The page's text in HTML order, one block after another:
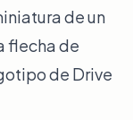
de un
flecha de
de Drive